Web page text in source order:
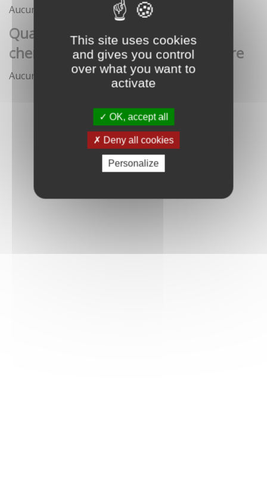
This site uses cookies
and gives you control
over what you want to
activate
OK, accept all
Deny all cookies
Personalize
Aucune démarche pour le moment
Qualification des enseignants-
chercheurs en écoles d'architecture
Aucune démarche pour le moment